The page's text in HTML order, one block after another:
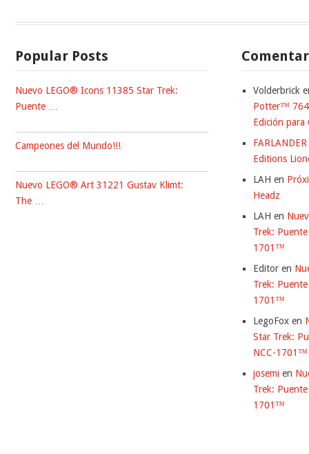
Popular Posts
Nuevo LEGO® Icons 11385 Star Trek:
Puente …
Campeones del Mundo!!!
Nuevo LEGO® Art 31221 Gustav Klimt:
The …
Volderbrick
Potter™
Edición para
FARLANDER
Editions
LAH en
Headz
LAH en
Trek:
1701™
Editoren
Trek:
1701™
LegoFoxen
Star Trek:
NCC-1701™
josemi en
Trek:
1701™